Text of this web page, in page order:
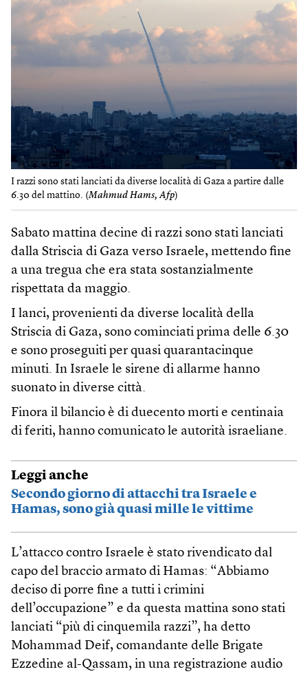
I razzi sono stati lanciati da diverse località di Gaza a partire dalle
6.30 del mattino. (Mahmud Hams, Afp)
Sabato mattina decine di razzi sono stati lanciati
dalla Striscia di Gaza verso Israele, mettendo fine
a una tregua che era stata sostanzialmente
rispettata da maggio.
I lanci, provenienti da diverse località della
Striscia di Gaza, sono cominciati prima delle 6.30
e sono proseguiti per quasi quarantacinque
minuti. In Israele le sirene di allarme hanno
suonato in diverse città.
Finora il bilancio è di duecento morti e centinaia
di feriti, hanno comunicato le autorità israeliane.
Leggi anche
Secondo giorno di attacchi tra Israele e
Hamas, sono già quasi mille le vittime
L’attacco contro Israele è stato rivendicato dal
capo del braccio armato di Hamas: “Abbiamo
deciso di porre fine a tutti i crimini
dell’occupazione” e da questa mattina sono stati
lanciati “più di cinquemila razzi”, ha detto
Mohammad Deif, comandante delle Brigate
Ezzedine al-Qassam, in una registrazione audio